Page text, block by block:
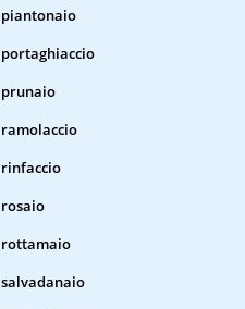
piantonaio
portaghiaccio
prunaio
ramolaccio
rinfaccio
rosaio
rottamaio
salvadanaio